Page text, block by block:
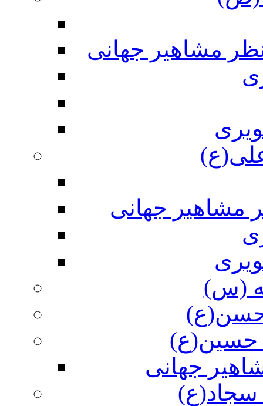
مشاهیر جهانی
مشاهیر جهانی
(س)
حسن(ع)
حسین(ع)
جهانی
سجاد(ع)